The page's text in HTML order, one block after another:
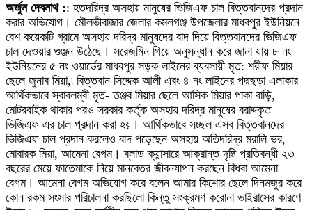
অর্জুন দেবনাথ :: হতদরিদ্র অসহায় মানুষের ভিজিএফ চাল বিত্তবানদের প্রদান
করার অভিযোগ। মৌলভীবাজার জেলার কমলগঞ্জ উপজেলার মাধবপুর ইউনিয়নে
বেশ কয়েকটি গ্রামে অসহায় দরিদ্র মানুষদের বাদ দিয়ে বিত্তবানদের ভিজিএফ
চাল দেওয়ার গুঞ্জন উঠেছে। সরেজমিন গিয়ে অনুসন্ধান করে জানা যায় ৮ নং
ইউনিয়নের ৫ নং ওয়ার্ডের মাধবপুর সড়ক লাইনের ব্যবসায়ী মৃত: শরীফ মিয়ার
ছেলে জুনাব মিয়া,৷ বিত্তবান সিদ্দেক আলী এবং ৪ নং লাইনের পদ্মছড়া এলাকার
আর্থিকভাবে স্বাবলম্বী মৃত- তঞ্জব মিয়ার ছেলে আসিক মিয়ার পাকা বাড়ি,
মোটরবাইক থাকার পরও সরকার কর্তৃক অসহায় দরিদ্র মানুষের বরাদ্দকৃত
ভিজিএফ এর চাল প্রদান করা হয়। আর্থিকভাবে সচ্ছল এসব বিত্তবানদের
ভিজিএফ চাল প্রদান করলেও বাদ পড়েছেন অসহায় অতিদরিদ্র মরালি ভর,
মোবারক মিয়া, আমেনা বেগম। ব্লাড ক্যান্সারে আক্রান্ত দৃষ্টি প্রতিবন্ধী ২৩
বছরের মেয়ে ফাতেমাকে নিয়ে মানবেতর জীবনযাপন করছেন বিধবা আমেনা
বেগম। আমেনা বেগম অভিযোগ করে বলেন আমার কিশোর ছেলে দিনমজুর করে
কোন রকম সংসার পরিচালনা করছিলো কিন্তু সংক্রমণ করোনা ভাইরাসের কারণে